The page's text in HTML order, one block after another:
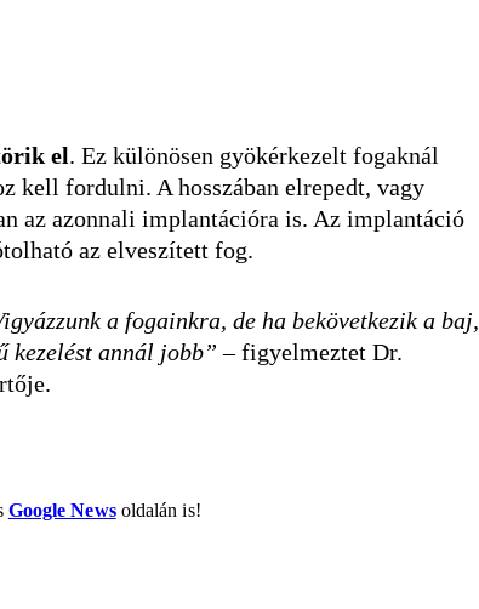
el. Ez különösen gyökérkezelt fogaknál
kell fordulni. A hosszában elrepedt, vagy
az azonnali implantációra is. Az implantáció
az elveszített fog.
a fogainkra, de ha bekövetkezik a baj,
kezelést annál jobb” – figyelmeztet Dr.
Google Newsoldalán is!